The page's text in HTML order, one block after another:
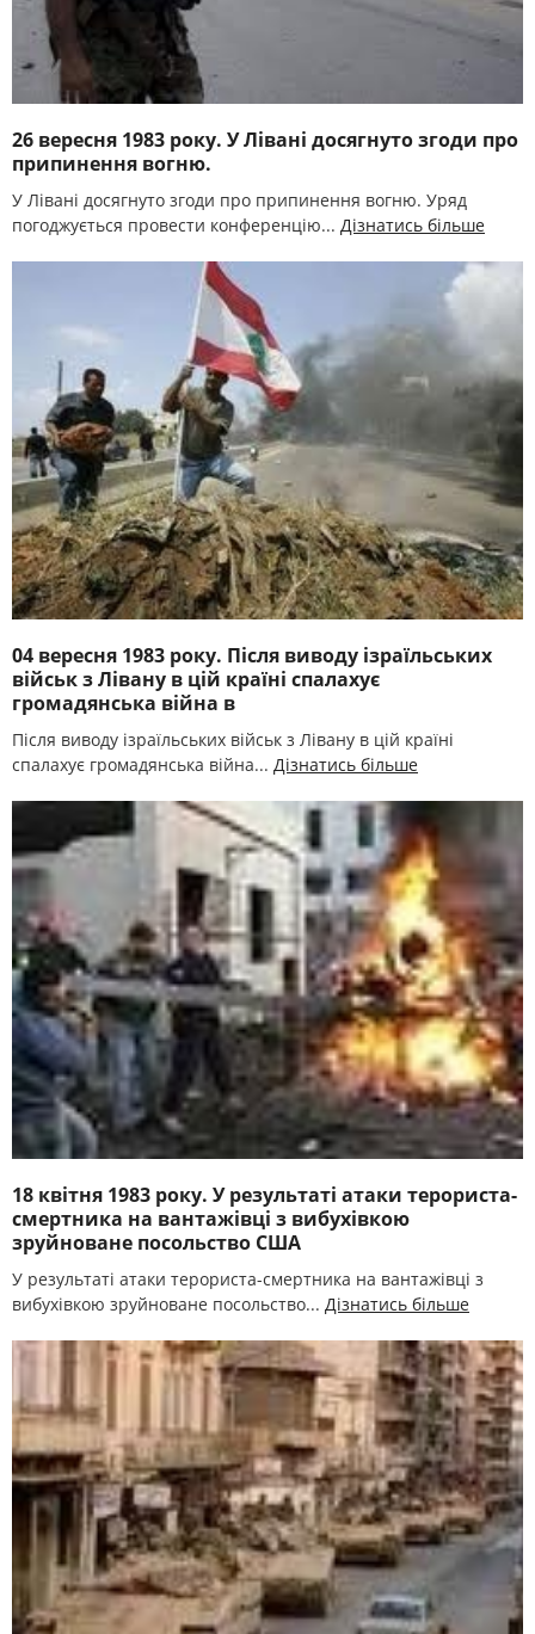
26 вересня 1983 року. У Лівані досягнуто згоди про
припинення вогню.
У Лівані досягнуто згоди про припинення вогню. Уряд
погоджується провести конференцію... Дізнатись більше
04 вересня 1983 року. Після виводу ізраїльських
військ з Лівану в цій країні спалахує
громадянська війна в
Після виводу ізраїльських військ з Лівану в цій країні
спалахує громадянська війна... Дізнатись більше
18 квітня 1983 року. У результаті атаки терориста-
смертника на вантажівці з вибухівкою
зруйноване посольство США
У результаті атаки терориста-смертника на вантажівці з
вибухівкою зруйноване посольство... Дізнатись більше